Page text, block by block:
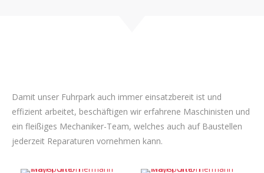
Damit unser Fuhrpark auch immer einsatzbereit ist und
effizient arbeitet, beschäftigen wir erfahrene Maschinisten und
ein fleißiges Mechaniker-Team, welches auch auf Baustellen
jederzeit Reparaturen vornehmen kann.